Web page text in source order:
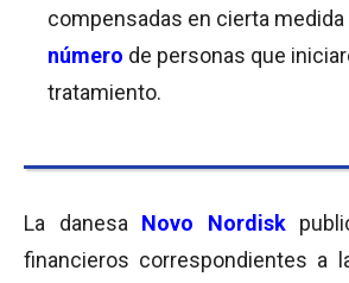
compensadas en cierta medida
número de personas que
tratamiento.
La danesa Novo Nordisk
financieros correspondientes a